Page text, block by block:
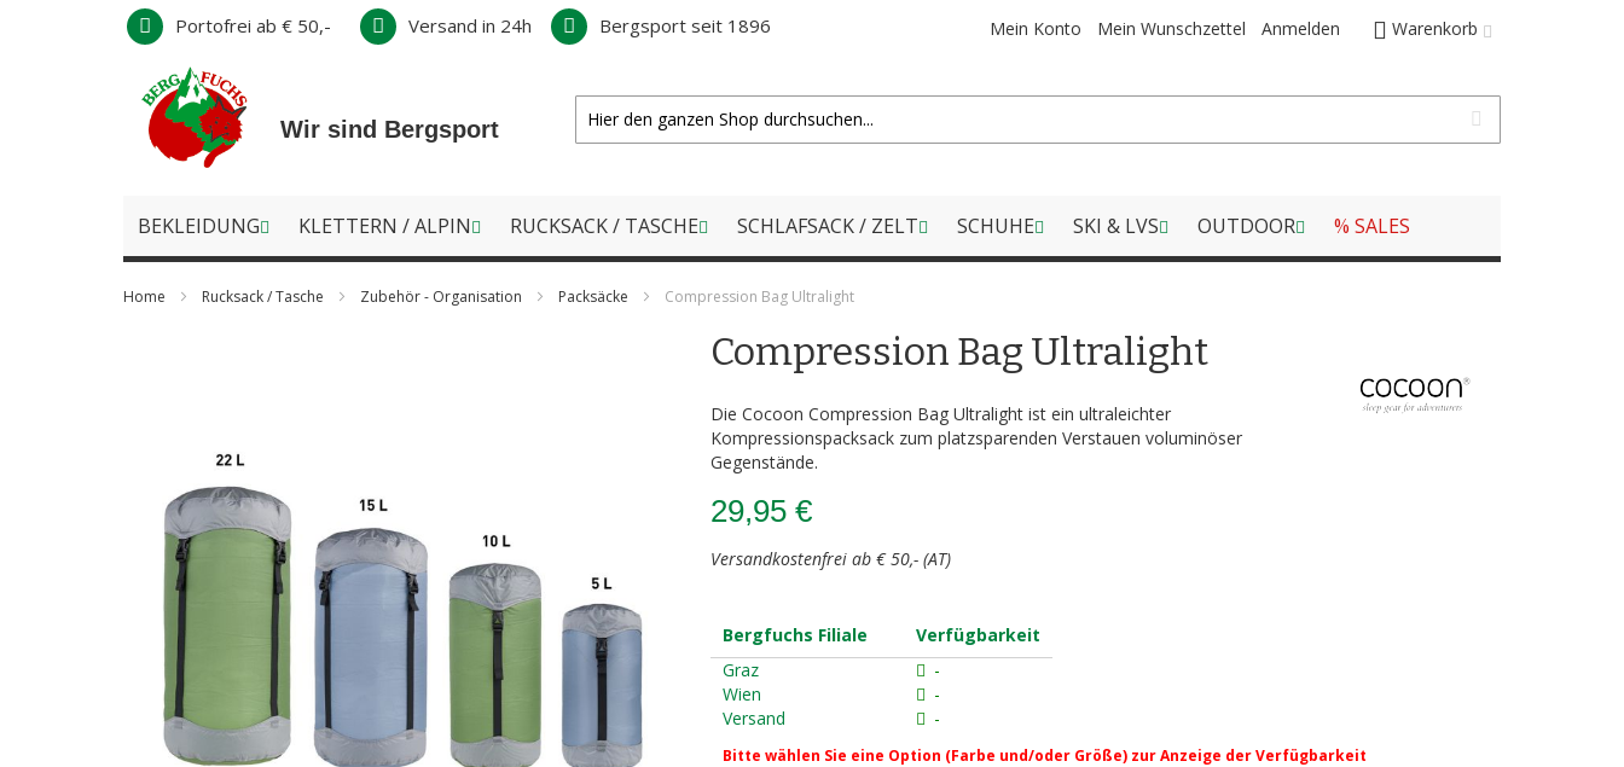
Direkt
Inhalt
Warenkorb
Mein Konto Mein Wunschzettel Anmelden
Portofrei ab € 50,- Versand in 24h Bergsport seit 1896
Wir sind Bergsport
BEKLEIDUNG KLETTERN / ALPIN RUCKSACK / TASCHE SCHLAFSACK / ZELT SCHUHE SKI & LVS OUTDOOR % SALES
Home Rucksack / Tasche Zubehör - Organisation Packsäcke Compression Bag Ultralight
Compression Bag Ultralight
Die Cocoon Compression Bag Ultralight ist ein ultraleichter
Kompressionspacksack zum platzsparenden Verstauen voluminöser
Gegenstände.
29,95 €
Versandkostenfrei ab € 50,- (AT)
Bergfuchs Filiale
Verfügbarkeit
Graz
-
Wien
-
Versand
-
Bitte wählen Sie eine Option (Farbe und/oder Größe) zur Anzeige der Verfügbarkeit